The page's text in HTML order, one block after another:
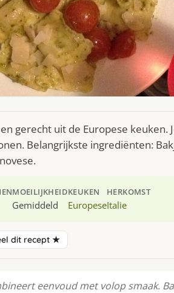
gerecht uit de Europese keuken.
Belangrijkste ingrediënten:
MOEILIJKHEID
Gemiddeld
KEUKEN
Europese
HERKOMST
Italie
dit recept ★
eenvoud met volop smaak.